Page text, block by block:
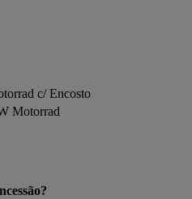
c/ Encosto
Motorrad